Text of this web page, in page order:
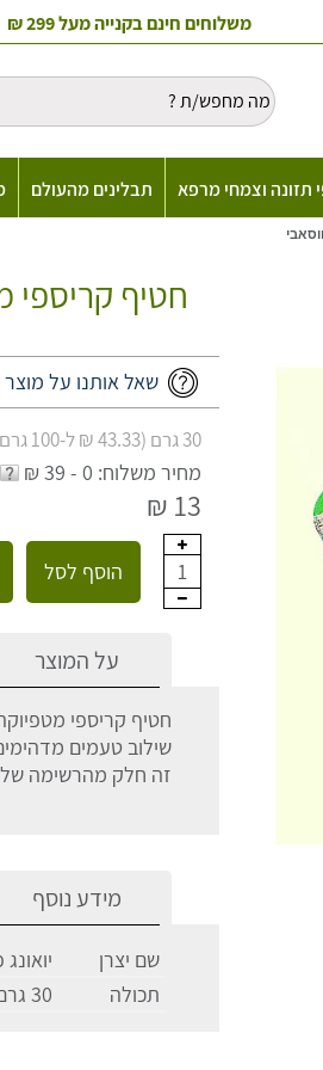
משלוחים חינם בקנייה מעל 299 ₪
תזונה וצמחי מרפא תבלינים מהעולם
חטיף קריספי
שאל אותנו על מוצר
30 גרם (43.33 ₪ ל-100 גרם)
מחיר משלוח: 0 - 39 ₪
13 ₪
1 הוסף לסל
על המוצר
חטיף קריספי
שילוב טעמים
זה חלק מהרשימה
מידע נוסף
שם יצרן
תכולה
30 גרם (43.33 ₪ ל-100 גרם)